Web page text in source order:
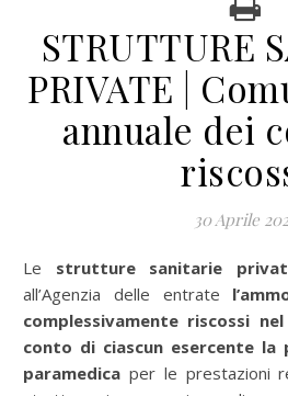
STRUTTURE
PRIVATE |
annuale dei
30 Aprile
Le strutture sanitarie
all’Agenzia delle entrate
complessivamente riscossi
conto di ciascun esercente la
paramedica per le prestazioni